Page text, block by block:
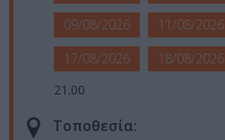
09/08/2026
11/08/2026
17/08/2026
18/08/2026
21.00
Τοποθεσία: